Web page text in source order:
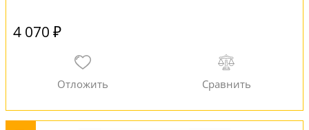
4 070 ₽